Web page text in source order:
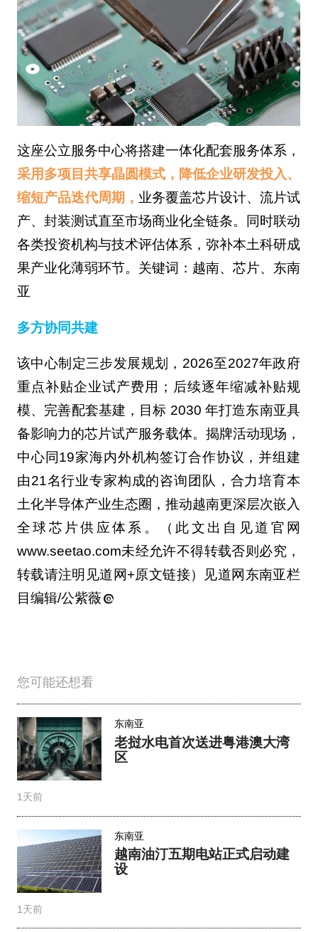
这座公立服务中心将搭建一体化配套服务体系，
采用多项目共享晶圆模式，降低企业研发投入、
缩短产品迭代周期， 业务覆盖芯片设计、流片试
产、封装测试直至市场商业化全链条。同时联动
各类投资机构与技术评估体系，弥补本土科研成
果产业化薄弱环节。关键词：越南、芯片、东南
亚
多方协同共建
该中心制定三步发展规划，2026至2027年政府
重点补贴企业试产费用；后续逐年缩减补贴规
模、完善配套基建，目标 2030 年打造东南亚具
备影响力的芯片试产服务载体。揭牌活动现场，
中心同19家海内外机构签订合作协议，并组建
由21名行业专家构成的咨询团队，合力培育本
土化半导体产业生态圈，推动越南更深层次嵌入
全球芯片供应体系。（此文出自见道官网
www.seetao.com未经允许不得转载否则必究，
转载请注明见道网+原文链接）见道网东南亚栏
目编辑/公紫薇
您可能还想看
东南亚
老挝水电首次送进粤港澳大湾
区
1天前
东南亚
越南油汀五期电站正式启动建
设
1天前